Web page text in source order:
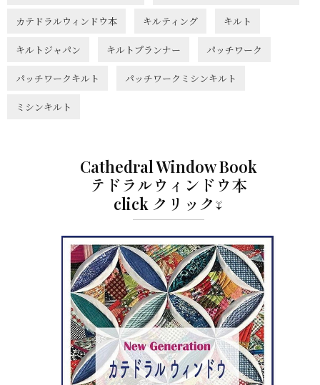
カテドラルウィンドウ本 キルティング キルト
キルトジャパン キルトプランナー パッチワーク
パッチワークキルト パッチワークミシンキルト
ミシンキルト
Cathedral Window Book
テドラルウィンドウ本
click クリック↓